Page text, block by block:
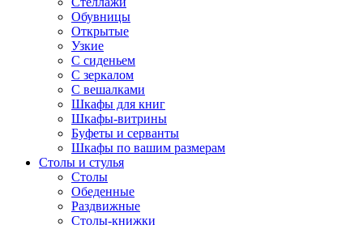
Обувницы
Открытые
Узкие
С сиденьем
С зеркалом
С вешалками
Шкафы для книг
Шкафы-витрины
Буфеты и серванты
Шкафы по вашим размерам
Столы и стулья
Столы
Обеденные
Раздвижные
Столы-книжки